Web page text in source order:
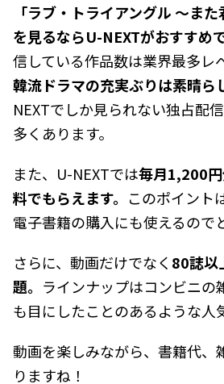
「ラブ・トライアングル ～また
を見るならU-NEXTがおすすめ
信している作品数は業界最多レ
韓流ドラマの充実ぶりは素晴ら
NEXTでしか見られない独占配
多くあります。
また、U-NEXTでは毎月1,200
料でもらえます。 このポイント
電子書籍の購入にも使えるので
さらに、動画だけでなく 80誌以
題。 ラインナップはコンビニの
も目にしたことのあるような人
動画を楽しみながら、書籍代、
りますね！